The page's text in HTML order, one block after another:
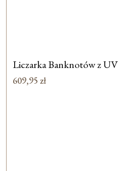
Liczarka Banknotów z UV
609,95 zł